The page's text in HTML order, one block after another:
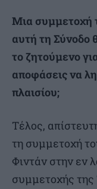
Μια συμμετοχή
αυτή τη Σύνοδο
το ζητούμενο
αποφάσεις να
πλαισίου;
Τέλος,
τη συμμετοχή
Φιντάν στην εν
συμμετοχής